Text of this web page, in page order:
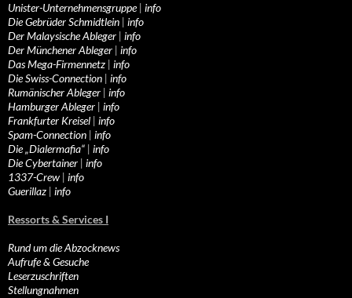
Unister-Unternehmensgruppe| info
Die Gebrüder Schmidtlein | info
Der Malaysische Ableger | info
Der Münchener Ableger | info
Das Mega-Firmennetz | info
Die Swiss-Connection | info
Rumänischer Ableger | info
Hamburger Ableger | info
Frankfurter Kreisel | info
Spam-Connection | info
Die „Dialermafia“ | info
Die Cybertainer | info
1337-Crew | info
Guerillaz | info
Ressorts & Services I
Rund um die Abzocknews
Aufrufe & Gesuche
Leserzuschriften
Stellungnahmen